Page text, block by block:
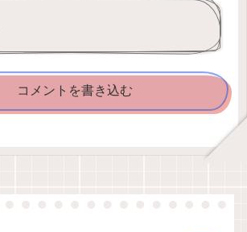
コメントを書き込む